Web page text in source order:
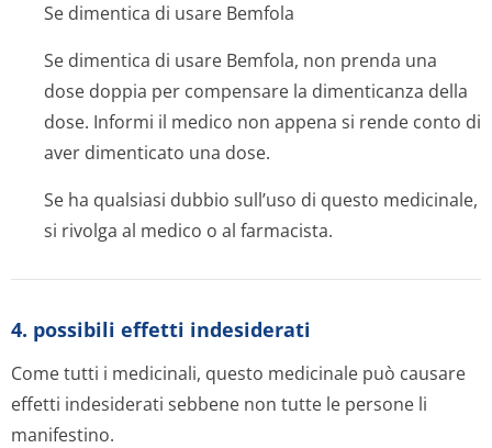
Se dimentica di usare Bemfola
Se dimentica di usare Bemfola, non prenda una
dose doppia per compensare la dimenticanza della
dose. Informi il medico non appena si rende conto di
aver dimenticato una dose.
Se ha qualsiasi dubbio sull’uso di questo medicinale,
si rivolga al medico o al farmacista.
4. possibili effetti indesiderati
Come tutti i medicinali, questo medicinale può causare
effetti indesiderati sebbene non tutte le persone li
manifestino.